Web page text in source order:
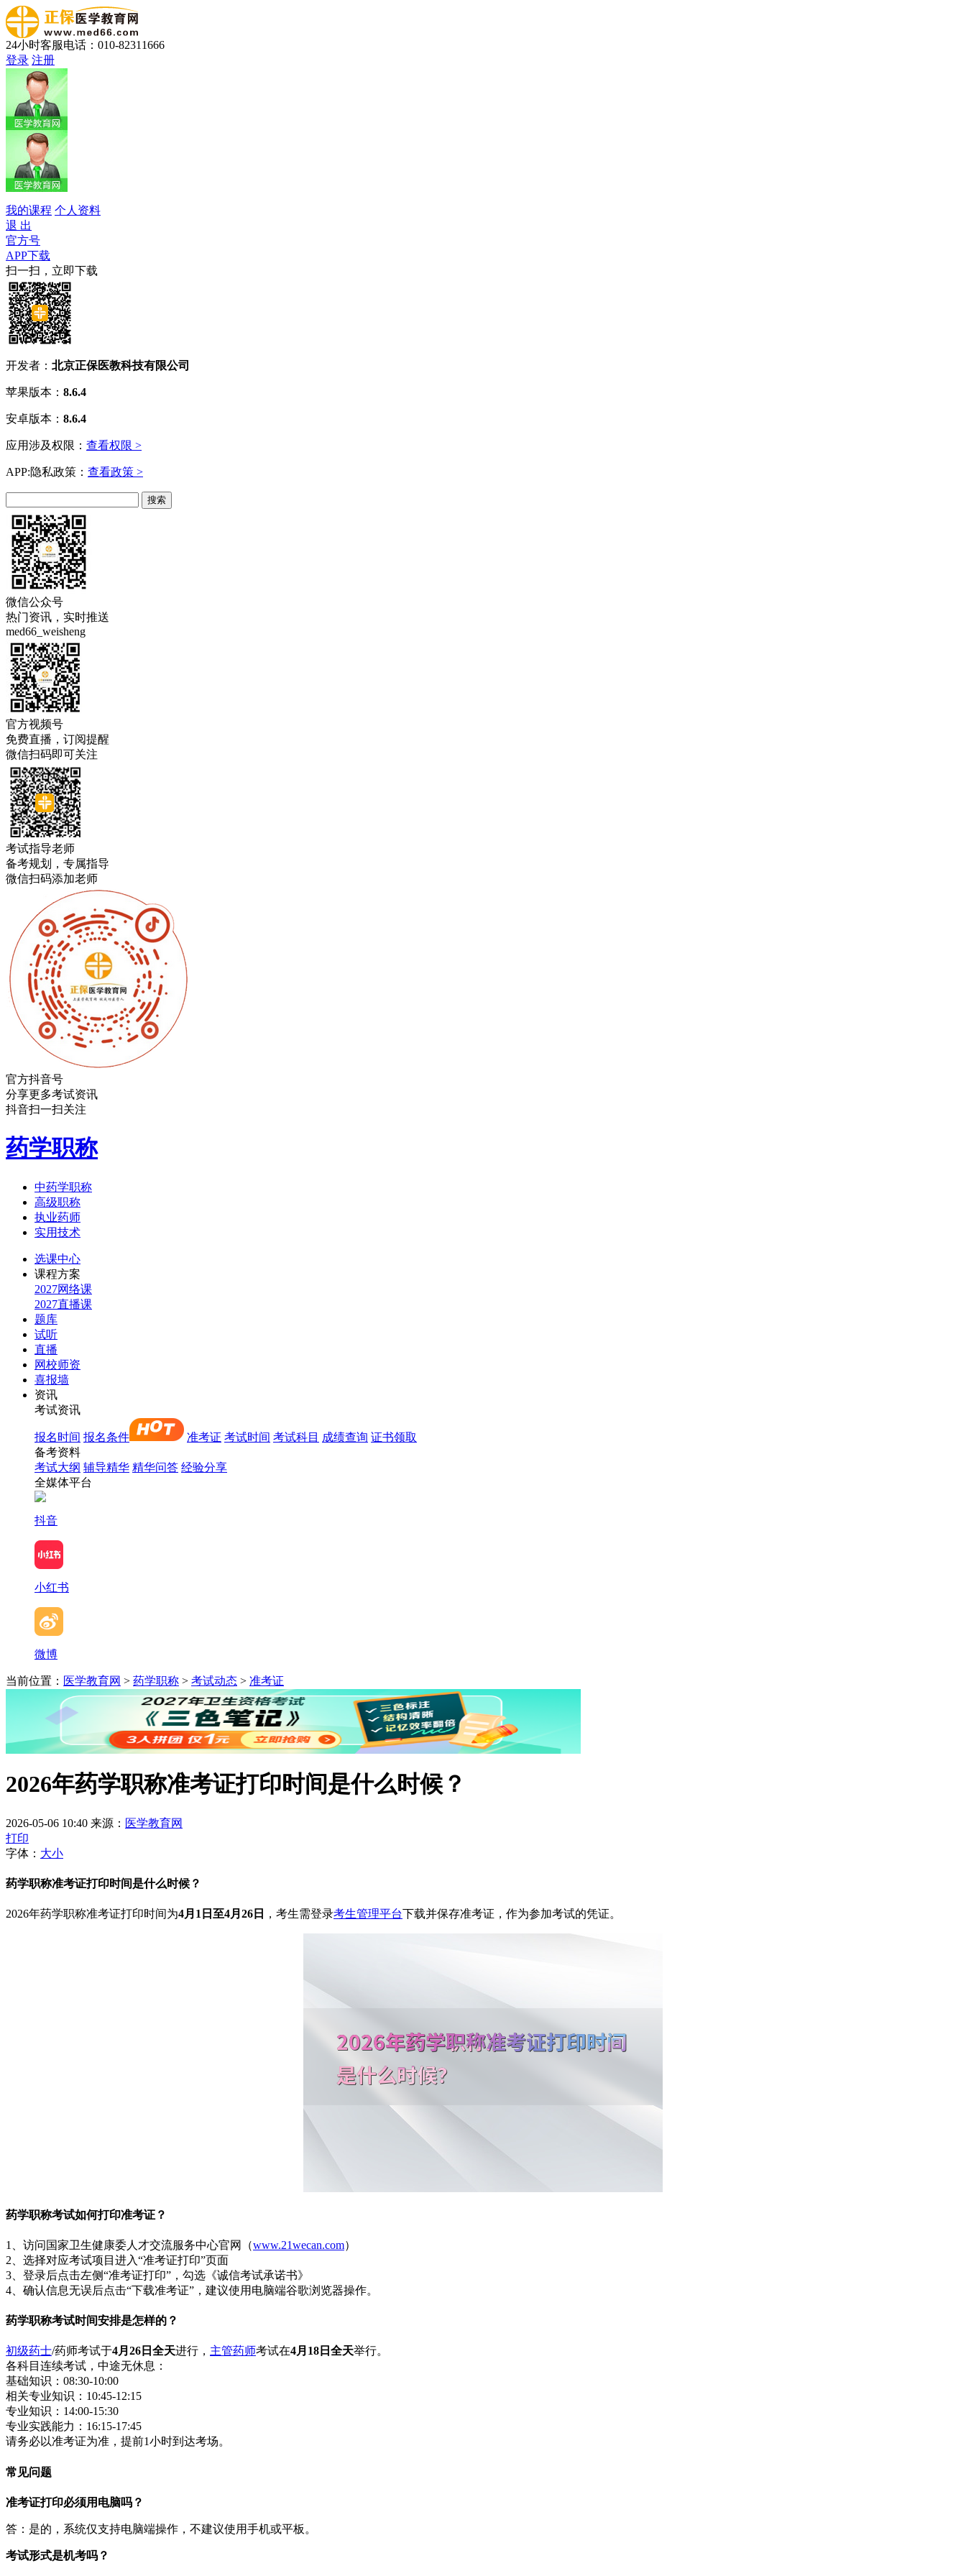
24小时客服电话：010-82311666
登录 注册
我的课程 个人资料
退 出
官方号
APP下载
扫一扫，立即下载
开发者： 北京正保医教科技有限公司
苹果版本： 8.6.4
安卓版本： 8.6.4
应用涉及权限： 查看权限 >
APP:隐私政策： 查看政策 >
微信公众号
热门资讯，实时推送
med66_weisheng
官方视频号
免费直播，订阅提醒
微信扫码即可关注
考试指导老师
备考规划，专属指导
微信扫码添加老师
官方抖音号
分享更多考试资讯
抖音扫一扫关注
药学职称
中药学职称
高级职称
执业药师
实用技术
选课中心
课程方案
2027网络课
2027直播课
题库
试听
直播
网校师资
喜报墙
资讯
考试资讯
报名时间 报名条件 准考证 考试时间 考试科目 成绩查询 证书领取
备考资料
考试大纲 辅导精华 精华问答 经验分享
全媒体平台
抖音
小红书
微博
当前位置： 医学教育网 > 药学职称 > 考试动态 > 准考证
2026年药学职称准考证打印时间是什么时候？
2026-05-06 10:40 来源： 医学教育网
打印
字体： 大小
药学职称准考证打印时间是什么时候？
2026年药学职称准考证打印时间为4月1日至4月26日 ，考生需登录考生管理平台下载并保存准考证，作为参加考试的凭证。
药学职称考试如何打印准考证？
1、访问国家卫生健康委人才交流服务中心官网（www.21wecan.com）
2、选择对应考试项目进入“准考证打印”页面
3、登录后点击左侧“准考证打印”，勾选《诚信考试承诺书》
4、确认信息无误后点击“下载准考证”，建议使用电脑端谷歌浏览器操作。
药学职称考试时间安排是怎样的？
初级药士/药师考试于4月26日全天进行， 主管药师考试在4月18日全天举行。
各科目连续考试，中途无休息：
基础知识：08:30-10:00
相关专业知识：10:45-12:15
专业知识：14:00-15:30
专业实践能力：16:15-17:45
请务必以准考证为准，提前1小时到达考场。
常见问题
准考证打印必须用电脑吗？
答：是的，系统仅支持电脑端操作，不建议使用手机或平板。
考试形式是机考吗？